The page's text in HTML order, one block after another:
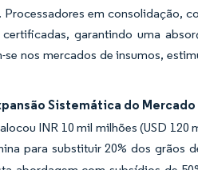
em consolidação,
garantindo uma
nos mercados de insumos,
Sistemática do Mercado
INR 10 mil milhões (USD 120
para substituir 20% dos grãos